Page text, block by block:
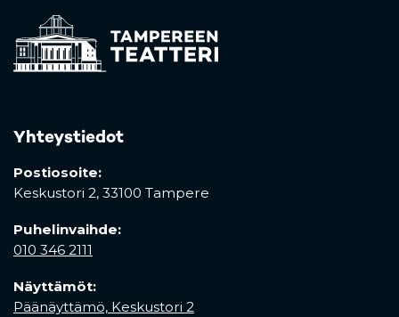
Yhteystiedot
Postiosoite:
Keskustori 2, 33100 Tampere
Puhelinvaihde:
010 346 2111
Näyttämöt:
Päänäyttämö, Keskustori 2